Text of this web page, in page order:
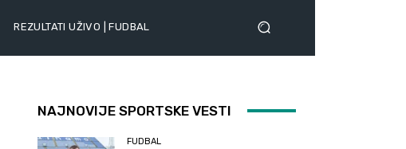
REZULTATI UŽIVO | FUDBAL
NAJNOVIJE SPORTSKE VESTI
FUDBAL